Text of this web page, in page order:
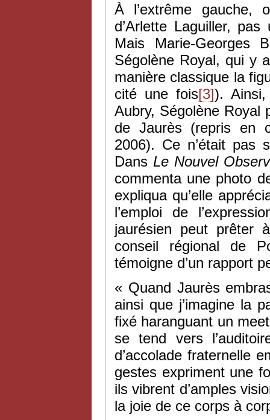
À l’extrême gauche,
d’Arlette Laguiller,
Mais Marie-Georges
Ségolène Royal, qui y
manière classique la
cité une fois[3]).
Aubry, Ségolène Royal
de Jaurès (repris en
2006). Ce n’était pas
Dans Le Nouvel
commenta une photo
expliqua qu’elle
l’emploi de
jaurésien peut prêter
conseil régional de
témoigne d’un rapport
« Quand Jaurès
ainsi que j’imagine la
fixé haranguant un
se tend vers
d’accolade fraternelle
gestes expriment une
ils vibrent d’amples
la joie de ce corps à